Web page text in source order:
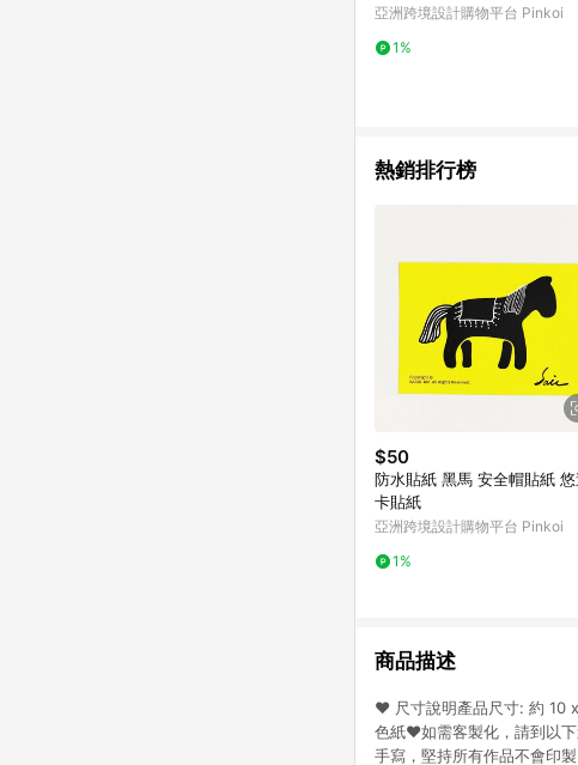
亞洲跨境設計購物平台 Pinkoi
1%
熱銷排行榜
$50
防水貼紙 黑馬 安全帽貼紙 悠遊
卡貼紙
亞洲跨境設計購物平台 Pinkoi
1%
商品描述
♥ 尺寸說明產品尺寸: 約 10
色紙♥如需客製化，請到以
手寫，堅持所有作品不會印